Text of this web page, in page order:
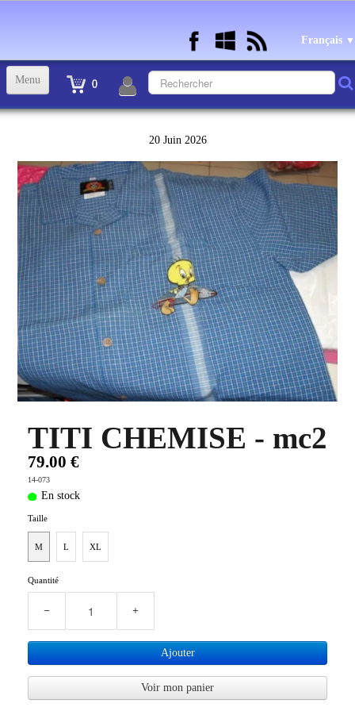
Français ▼
0
Menu
STATUETTES BD RESINE et PLOMB▼
ANDRE FRANQUIN OBJETS ET VETEMENTS▼
BECASSINE OU BETTY BOOP OBJETS ET VETEMENTS▼
TEX AVERY OBJETS ET VETEMENTS▼
WARNER OBJETS ET VETEMENTS▼
PLUS D'OBJETS ET VETEMENTS BD▼
BYZANCE ▼
20 Juin 2026
TITI CHEMISE - mc2
79.00 €
14-073
En stock
Taille
M L XL
Quantité
− +
Ajouter
Voir mon panier